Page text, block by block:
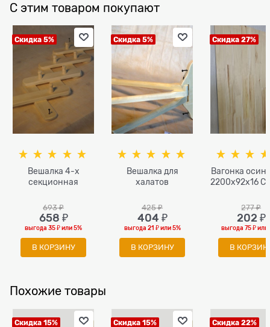
С этим товаром покупают
Скидка 5%
Вешалка 4-х
секционная
693 ₽
658 ₽
выгода35 ₽или5%
В КОРЗИНУ
Скидка 5%
Вешалка для
халатов
425 ₽
404 ₽
выгода 21 ₽или5%
В КОРЗИНУ
Скидка 27%
Вагонка
2200x92x16
277 ₽
202 ₽
выгода75 ₽или
В
Похожие товары
Скидка 15% Скидка 15% Скидка 22%